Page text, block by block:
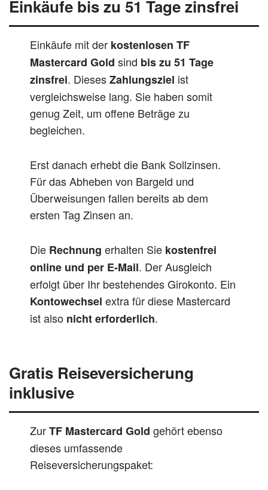
Einkäufe bis zu 51 Tage zinsfrei
Einkäufe mit der kostenlosen TF
Mastercard Gold sind bis zu 51 Tage
zinsfrei. DiesesZahlungsziel ist
vergleichsweise lang. Sie haben somit
genug Zeit, um offene Beträge zu
begleichen.
Erst danach erhebt die Bank Sollzinsen.
Für das Abheben von Bargeld und
Überweisungen fallen bereits ab dem
ersten Tag Zinsen an.
Die Rechnung erhalten Sie kostenfrei
online und per E-Mail. Der Ausgleich
erfolgt über Ihr bestehendes Girokonto. Ein
Kontowechsel extra für diese Mastercard
ist also nicht erforderlich.
Gratis Reiseversicherung
inklusive
ZurTF Mastercard Gold gehört ebenso
dieses umfassende
Reiseversicherungspaket: